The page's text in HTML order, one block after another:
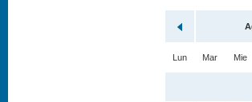
Lun Mar Mie